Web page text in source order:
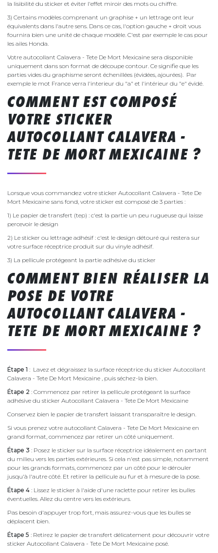
la lisibilité du sticker et éviter l'effet miroir des mots ou chiffre.
3) Certains modèles comprenant un graphise + un lettrage ont leur
équivalents dans l'autre sens. Dans ce cas, l'option gauche + droit vous
fournira bien une unité de chaque modèle. C'est par exemple le cas pour
les ailes Honda.
Votre autocollant Calavera - Tete De Mort Mexicaine sera disponible
uniquement dans son format de découpe contour. Ce signifie que les
parties vides du graphisme seront échenillées (évidées, ajourées). Par
exemple le mot France verra l'interieur du "a" et l'intérieur du "e" évidé.
COMMENT EST COMPOSÉ
VOTRE STICKER
AUTOCOLLANT CALAVERA -
TETE DE MORT MEXICAINE ?
Lorsque vous commandez votre sticker Autocollant Calavera - Tete De
Mort Mexicaine sans fond, votre sticker est composé de 3 parties :
1) Le papier de transfert (tep) : c'est la partie un peu rugueuse qui laisse
percevoir le design
2) Le sticker ou lettrage adhésif : c'est le design détouré qui restera sur
votre surface réceptrice produit sur du vinyle adhésif.
3) La pellicule protégeant la partie adhésive du sticker
COMMENT BIEN RÉALISER LA
POSE DE VOTRE
AUTOCOLLANT CALAVERA -
TETE DE MORT MEXICAINE ?
Étape 1 : Lavez et dégraissez la surface réceptrice du sticker Autocollant
Calavera - Tete De Mort Mexicaine , puis séchez-la bien.
Étape 2 : Commencez par retirer la pellicule protégeant la surface
adhésive du sticker Autocollant Calavera - Tete De Mort Mexicaine
Conservez bien le papier de transfert laissant transparaître le design.
Si vous prenez votre autocollant Calavera - Tete De Mort Mexicaine en
grand format, commencez par retirer un côté uniquement.
Étape 3 : Posez le sticker sur la surface réceptrice idéalement en partant
du milieu vers les parties extérieures. Si cela n'est pas simple, notamment
pour les grands formats, commencez par un côté pour le dérouler
jusqu'à l'autre côté. Et retirer la pellicule au fur et à mesure de la pose.
Étape 4 : Lissez le sticker à l'aide d'une raclette pour retirer les bulles
éventuelles. Allez du centre vers les extérieurs.
Pas besoin d'appuyer trop fort, mais assurez-vous que les bulles se
déplacent bien.
Étape 5 : Retirez le papier de transfert délicatement pour découvrir votre
sticker Autocollant Calavera - Tete De Mort Mexicaine posé.